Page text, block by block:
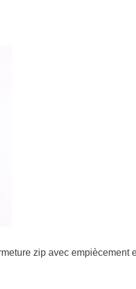
zip avec empiècement